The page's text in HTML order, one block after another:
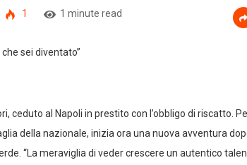
1 1 minute read
ceduto al Napoli in prestito con l’obbligo di riscatto.
della nazionale, inizia ora una nuova avventura
“La meraviglia di veder crescere un autentico